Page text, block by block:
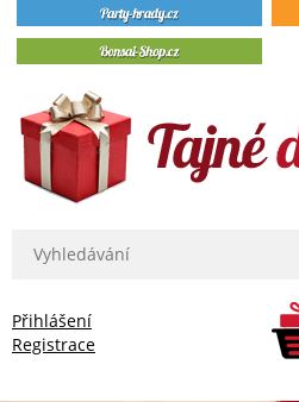
Přihlášení
Registrace